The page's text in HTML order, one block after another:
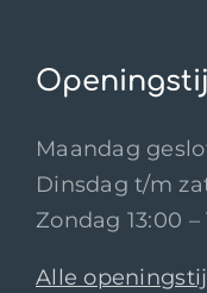
Maandag
Dinsdag t/m
Zondag 13:00 –
Alle